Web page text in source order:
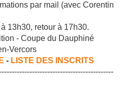
par mail (avec Corentin
13h30, retour à 17h30.
- Coupe du Dauphiné
Vercors
- LISTE DES INSCRITS